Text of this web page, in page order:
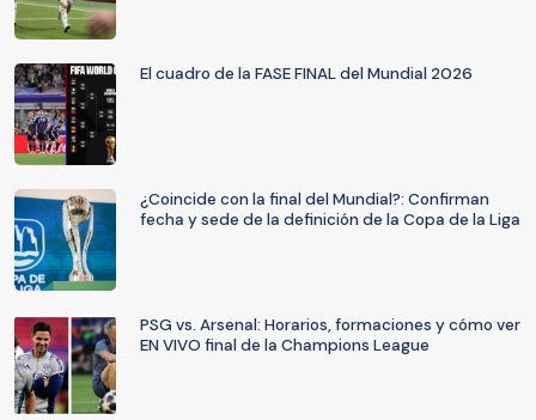
El cuadro de la FASE FINAL del Mundial 2026
¿Coincide con la final del Mundial?: Confirman
fecha y sede de la definición de la Copa de la Liga
PSG vs. Arsenal: Horarios, formaciones y cómo ver
EN VIVO final de la Champions League